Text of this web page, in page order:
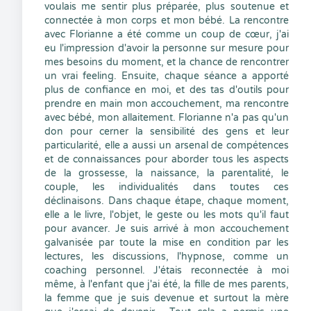
voulais me sentir plus préparée, plus soutenue et
connectée à mon corps et mon bébé. La rencontre
avec Florianne a été comme un coup de cœur, j'ai
eu l'impression d'avoir la personne sur mesure pour
mes besoins du moment, et la chance de rencontrer
un vrai feeling. Ensuite, chaque séance a apporté
plus de confiance en moi, et des tas d'outils pour
prendre en main mon accouchement, ma rencontre
avec bébé, mon allaitement. Florianne n'a pas qu'un
don pour cerner la sensibilité des gens et leur
particularité, elle a aussi un arsenal de compétences
et de connaissances pour aborder tous les aspects
de la grossesse, la naissance, la parentalité, le
couple, les individualités dans toutes ces
déclinaisons. Dans chaque étape, chaque moment,
elle a le livre, l'objet, le geste ou les mots qu'il faut
pour avancer. Je suis arrivé à mon accouchement
galvanisée par toute la mise en condition par les
lectures, les discussions, l'hypnose, comme un
coaching personnel. J'étais reconnectée à moi
même, à l'enfant que j'ai été, la fille de mes parents,
la femme que je suis devenue et surtout la mère